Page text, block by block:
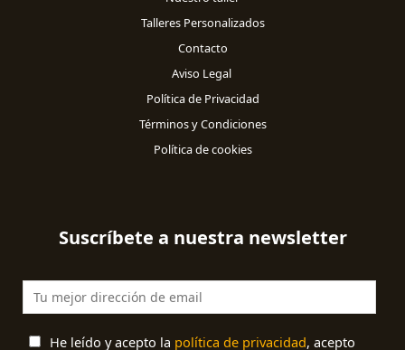
Talleres Personalizados
Contacto
Aviso Legal
Política de Privacidad
Términos y Condiciones
Política de cookies
Suscríbete a nuestra newsletter
He leído y acepto la política de privacidad, acepto